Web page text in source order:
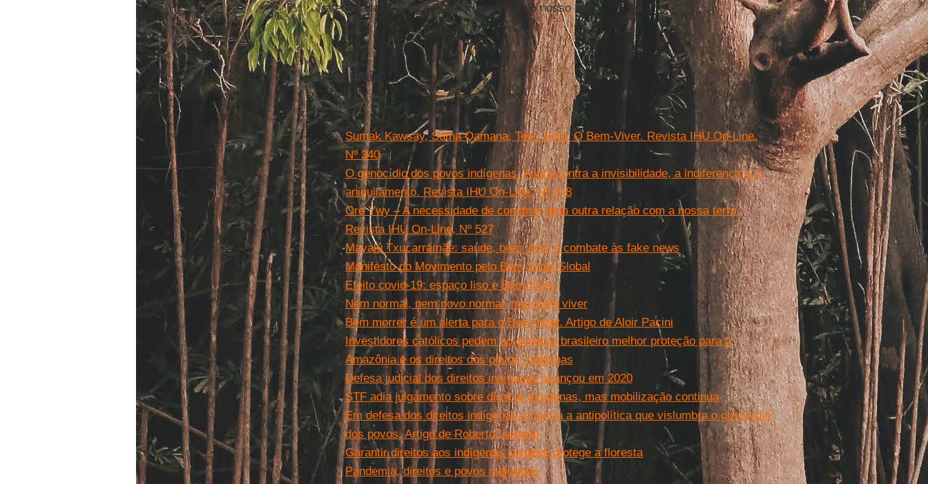
fraternidade com ospovos originários do nosso país.
Leia mais
Sumak Kawsay, Suma Qamana, Teko Pora. O Bem-Viver. Revista IHU On-Line,
Nº 340
O genocídio dos povos indígenas. A luta contra a invisibilidade, a indiferença e o
aniquilamento. Revista IHU On-Line, Nº 478
Ore Ywy – A necessidade de construir uma outra relação com a nossa terra.
Revista IHU On-Line, Nº 527
Mayalú Txucarramãe: saúde, bem viver e combate às fake news
Manifesto do Movimento pelo Bem Viver Global
Efeito covid-19: espaço liso e Bem Viver
Nem normal, nem novo normal, mas bem viver
Bem morrer é um alerta para o Bem viver. Artigo de Aloir Pacini
Investidores católicos pedem ao governo brasileiro melhor proteção para a
Amazônia e os direitos dos povos indígenas
Defesa judicial dos direitos indígenas avançou em 2020
STF adia julgamento sobre direitos indígenas, mas mobilização continua
Em defesa dos direitos indígenas e contra a antipolítica que vislumbra o genocídio
dos povos. Artigo de Roberto Liebgott
Garantir direitos aos indígenas também protege a floresta
Pandemia, direitos e povos indígenas